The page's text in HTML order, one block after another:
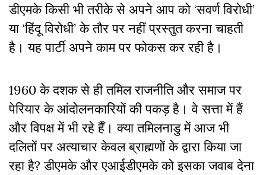
डीएमके किसी भी तरीके से अपने आप को ‘सवर्ण विरोधी’
या ‘हिंदू विरोधी’ के तौर पर नहीं प्रस्तुत करना चाहती
है। यह पार्टी अपने काम पर फोकस कर रही है।
1960 के दशक से ही तमिल राजनीति और समाज पर
पेरियार के आंदोलनकारियों की पकड़ है। वे सत्ता में हैं
और विपक्ष में भी रहे हैँ। क्या तमिलनाडु में आज भी
दलितों पर अत्याचार केवल ब्राह्मणों के द्वारा किया जा
रहा है? डीएमके और एआईडीएमके को इसका जवाब देना